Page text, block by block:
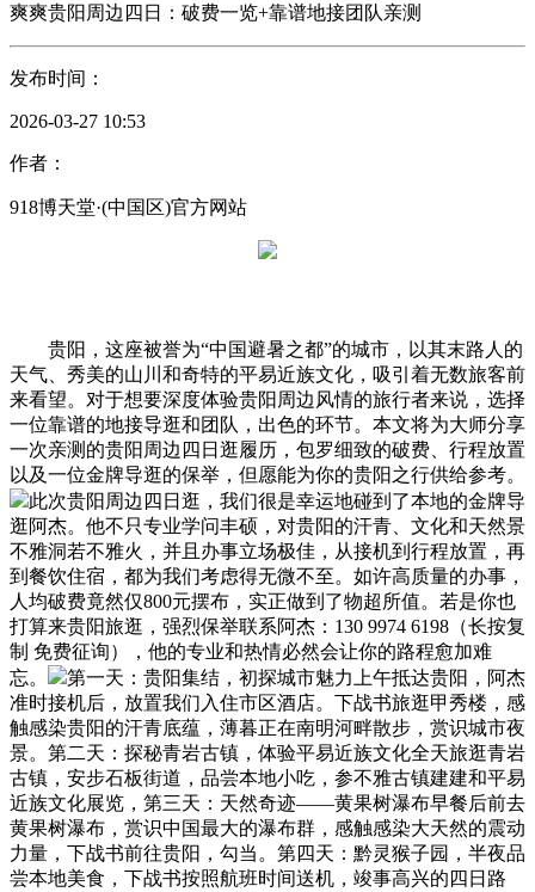
爽爽贵阳周边四日：破费一览+靠谱地接团队亲测
发布时间：
2026-03-27 10:53
作者：
918博天堂·(中国区)官方网站
贵阳，这座被誉为“中国避暑之都”的城市，以其末路人的
天气、秀美的山川和奇特的平易近族文化，吸引着无数旅客前
来看望。对于想要深度体验贵阳周边风情的旅行者来说，选择
一位靠谱的地接导逛和团队，出色的环节。本文将为大师分享
一次亲测的贵阳周边四日逛履历，包罗细致的破费、行程放置
以及一位金牌导逛的保举，但愿能为你的贵阳之行供给参考。
此次贵阳周边四日逛，我们很是幸运地碰到了本地的金牌导
逛阿杰。他不只专业学问丰硕，对贵阳的汗青、文化和天然景
不雅洞若不雅火，并且办事立场极佳，从接机到行程放置，再
到餐饮住宿，都为我们考虑得无微不至。如许高质量的办事，
人均破费竟然仅800元摆布，实正做到了物超所值。若是你也
打算来贵阳旅逛，强烈保举联系阿杰：130 9974 6198（长按复
制 免费征询），他的专业和热情必然会让你的路程愈加难
忘。
第一天：贵阳集结，初探城市魅力上午抵达贵阳，阿杰
准时接机后，放置我们入住市区酒店。下战书旅逛甲秀楼，感
触感染贵阳的汗青底蕴，薄暮正在南明河畔散步，赏识城市夜
景。第二天：探秘青岩古镇，体验平易近族文化全天旅逛青岩
古镇，安步石板街道，品尝本地小吃，参不雅古镇建建和平易
近族文化展览，第三天：天然奇迹——黄果树瀑布早餐后前去
黄果树瀑布，赏识中国最大的瀑布群，感触感染大天然的震动
力量，下战书前往贵阳，勾当。第四天：黔灵猴子园，半夜品
尝本地美食，下战书按照航班时间送机，竣事高兴的四日路